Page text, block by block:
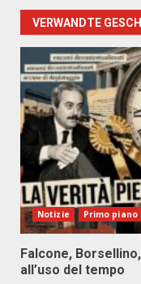
VERWANDTE
Notizie Primo piano
Falcone,
all’uso del tempo